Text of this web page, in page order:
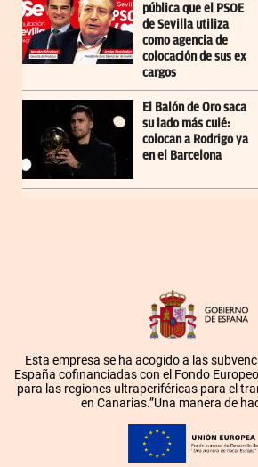
pública que el PSOE
de Sevilla utiliza
como agencia de
colocación de sus ex
cargos
El Balón de Oro saca
su lado más culé:
colocan a Rodrigo ya
en el Barcelona
Esta empresa se ha acogido a las
España cofinanciadas con el Fondo
para las regiones ultraperiféricas para el
en Canarias.”Una manera de